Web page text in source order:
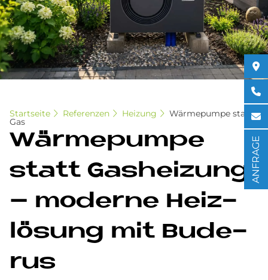
Startseite Referenzen Heizung Wär­me­pum­pe sta­tt
Gas
Wär­me­pum­pe
sta­tt Gas­hei­zung
– mo­der­ne Heiz­
lö­sung mit Bu­de­
rus
ANFRAGE